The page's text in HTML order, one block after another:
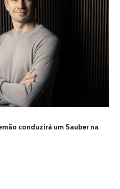
conduzirá um Sauber na